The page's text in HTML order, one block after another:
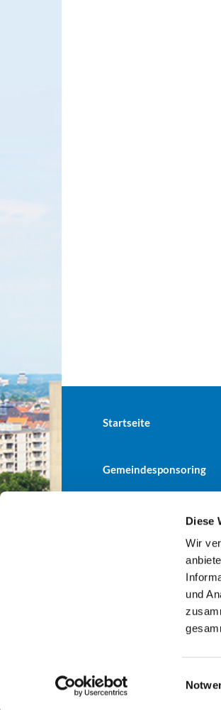
Diese
Wir
und
i
Startseite
Gemeindesponsoring
